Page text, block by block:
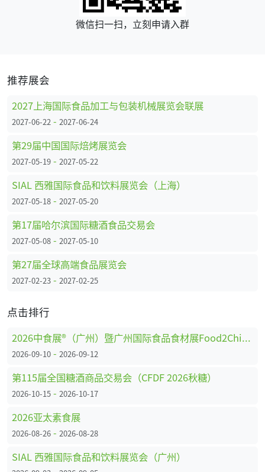
微信扫一扫，立刻申请入群
推荐展会
2027上海国际食品加工与包装机械展览会联展
2027-06-22 - 2027-06-24
第29届中国国际焙烤展览会
2027-05-19 - 2027-05-22
SIAL 西雅国际食品和饮料展览会（上海）
2027-05-18 - 2027-05-20
第17届哈尔滨国际糖酒食品交易会
2027-05-08 - 2027-05-10
第27届全球高端食品展览会
2027-02-23 - 2027-02-25
点击排行
2026中食展®（广州）暨广州国际食品食材展Food2China Expo
2026-09-10 - 2026-09-12
第115届全国糖酒商品交易会（CFDF 2026秋糖）
2026-10-15 - 2026-10-17
2026亚太素食展
2026-08-26 - 2026-08-28
SIAL 西雅国际食品和饮料展览会（广州）